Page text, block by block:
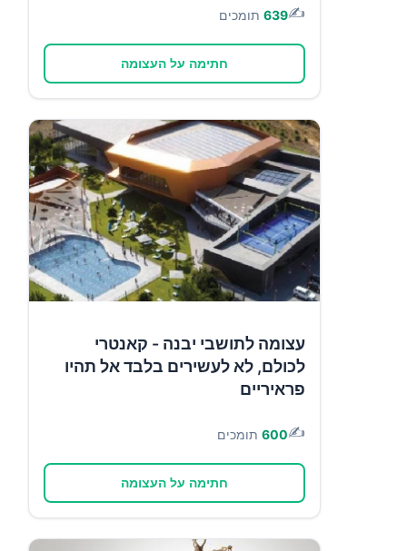
✍️
639 תומכים
חתימה על העצומה
עצומה לתושבי יבנה - קאנטרי
לכולם, לא לעשירים בלבד אל תהיו
פראיריים
✍️
600 תומכים
חתימה על העצומה